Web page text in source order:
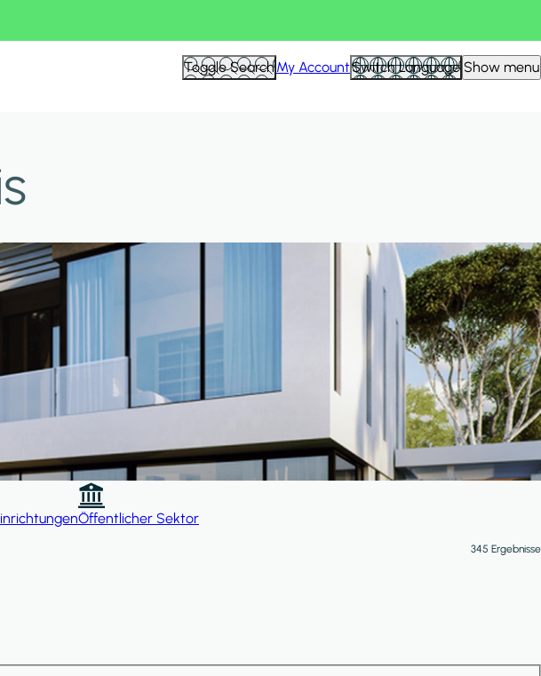
Toggle SearchMy AccountSwitch Language Show menu
Öffentlicher Sektor
345 Ergebnisse